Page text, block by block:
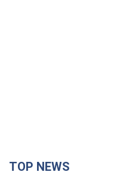
Российская армия